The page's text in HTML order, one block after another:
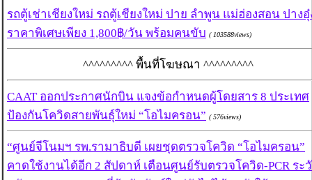
รถตู้เช่าเชียงใหม่ รถตู้เชียงใหม่ ปาย ลำพูน แม่ฮ่องสอน ปางอุ๋
ราคาพิเศษเพียง 1,800฿/วัน พร้อมคนขับ ( 103588views)
^^^^^^^^^ พื้นที่โฆษณา ^^^^^^^^^
CAAT ออกประกาศนักบิน แจงข้อกำหนดผู้โดยสาร 8 ประเทศ
ป้องกันโควิดสายพันธุ์ใหม่ “โอไมครอน” ( 576views)
“ศูนย์จีโนมฯ รพ.รามาธิบดี เผยชุดตรวจโควิด “โอไมครอน”
คาดใช้งานได้อีก 2 สัปดาห์ เตือนศูนย์รับตรวจโควิด-PCR ระ